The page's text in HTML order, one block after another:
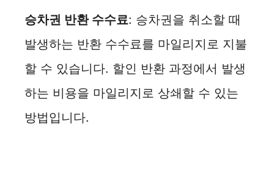
승차권 반환 수수료: 승차권을 취소할 때
발생하는 반환 수수료를 마일리지로 지불
할 수 있습니다. 할인 반환 과정에서 발생
하는 비용을 마일리지로 상쇄할 수 있는
방법입니다.